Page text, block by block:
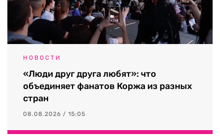
НОВОСТИ
«Люди друг друга любят»: что
объединяет фанатов Коржа из разных
стран
08.08.2026 / 15:05